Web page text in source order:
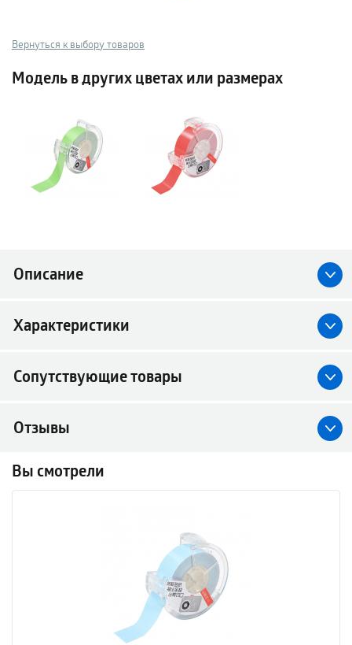
Вернуться к выбору товаров
Модель в других цветах или размерах
Описание
Характеристики
Сопутствующие товары
Отзывы
Вы смотрели